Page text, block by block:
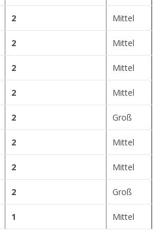
2 Mittel
2 Mittel
2 Mittel
2 Mittel
2 Groß
2 Mittel
2 Mittel
2 Groß
1 Mittel